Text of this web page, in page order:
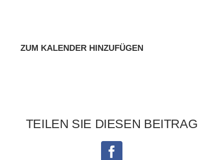
ZUM KALENDER HINZUFÜGEN
TEILEN SIE DIESEN BEITRAG
Facebook